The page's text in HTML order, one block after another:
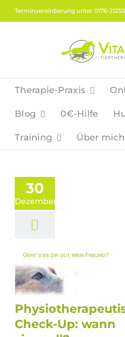
Terminvereinbarung unter 0176-
Therapie-Praxis
Blog 0€-Hilfe
Training Über mich
30
Dezember
Check-Up: wann